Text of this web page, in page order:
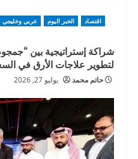
اقتصاد الخبر اليوم عربي وخليجي
شراكة إستراتيجية بين
لتطوير علاجات الأرق في
حاتم محمد يوليو 27, 2026